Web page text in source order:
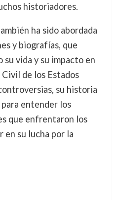
historiadores.
ha sido abordada
y biografías, que
vida y su impacto en
de los Estados
su historia
entender los
que enfrentaron los
en su lucha por la